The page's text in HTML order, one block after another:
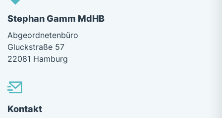
Stephan Gamm MdHB
Abgeordnetenbüro
Gluckstraße 57
22081 Hamburg
Kontakt